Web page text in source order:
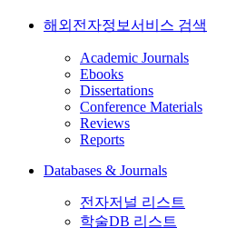
해외전자정보서비스 검색
Academic Journals
Ebooks
Dissertations
Conference Materials
Reviews
Reports
Databases & Journals
전자저널 리스트
학술DB 리스트